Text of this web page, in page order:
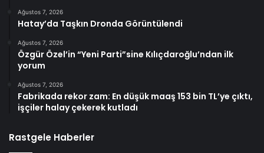
Ağustos 7, 2026
Hatay’da Taşkın Dronda Görüntülendi
Ağustos 7, 2026
Özgür Özel’in “Yeni Parti”sine Kılıçdaroğlu’ndan ilk
yorum
Ağustos 7, 2026
Fabrikada rekor zam: En düşük maaş 153 bin TL’ye çıktı,
işçiler halay çekerek kutladı
Rastgele Haberler